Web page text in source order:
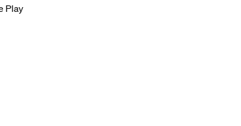
Play